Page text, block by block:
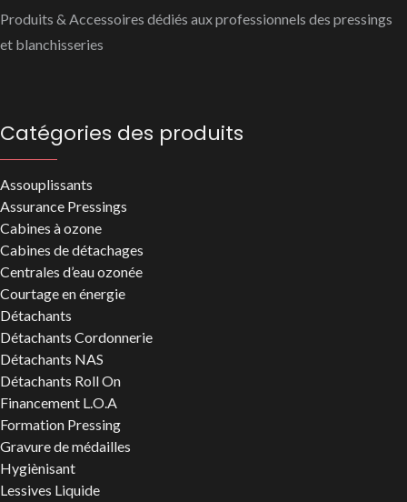
Produits & Accessoires dédiés aux professionnels des pressings
et blanchisseries
Catégories des produits
Assouplissants
Assurance Pressings
Cabines à ozone
Cabines de détachages
Centrales d’eau ozonée
Courtage en énergie
Détachants
Détachants Cordonnerie
Détachants NAS
Détachants Roll On
Financement L.O.A
Formation Pressing
Gravure de médailles
Hygiènisant
Lessives Liquide